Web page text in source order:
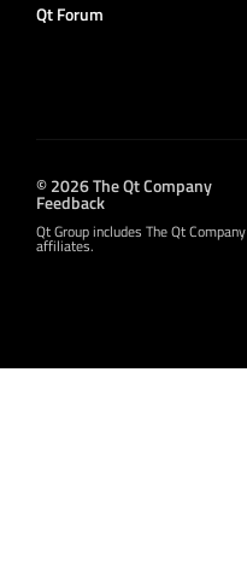
Qt Forum
© 2026 The Qt Company
Feedback
Qt Group includes The Qt
affiliates.